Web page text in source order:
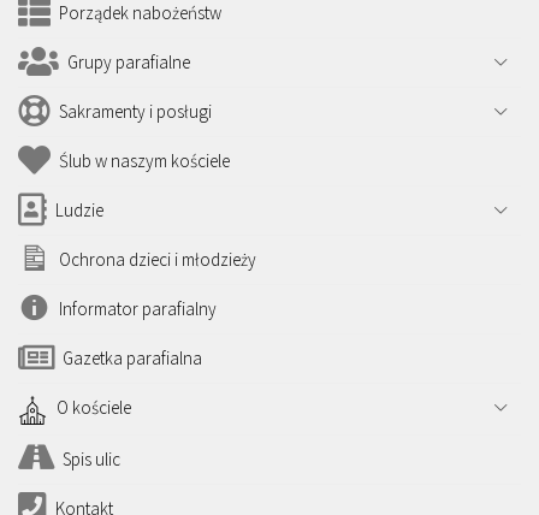
Porządek nabożeństw
Grupy parafialne
Sakramenty i posługi
Ślub w naszym kościele
Ludzie
Ochrona dzieci i młodzieży
Informator parafialny
Gazetka parafialna
O kościele
Spis ulic
Kontakt